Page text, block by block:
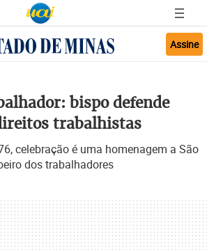
Assine
bispo defende
trabalhistas
celebração é uma homenagem a São
dos trabalhadores